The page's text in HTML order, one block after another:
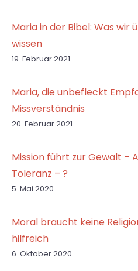
Maria in der Bibel: Was wir
wissen
19. Februar 2021
Maria, die unbefleckt
Missverständnis
20. Februar 2021
Mission führt zur Gewalt –
Toleranz – ?
5. Mai 2020
Moral braucht keine
hilfreich
6. Oktober 2020